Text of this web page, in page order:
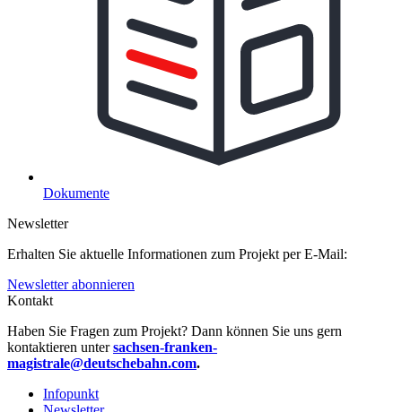
Dokumente
Newsletter
Erhalten Sie aktuelle Informationen zum Projekt per E-Mail:
Newsletter abonnieren
Kontakt
Haben Sie Fragen zum Projekt? Dann können Sie uns gern
kontaktieren untersachsen-franken-
magistrale@deutschebahn.com.
Infopunkt